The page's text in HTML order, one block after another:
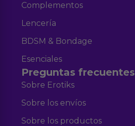
Complementos
Lencería
BDSM & Bondage
Esenciales
Preguntas frecuentes
Sobre Erotiks
Sobre los envíos
Sobre los productos